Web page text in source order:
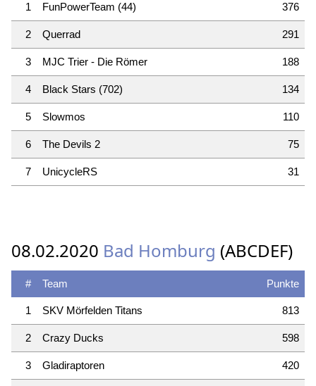
1 376
FunPowerTeam (44)
2 291
Querrad
3 188
MJC Trier - Die Römer
4 134
Black Stars (702)
5 110
Slowmos
6 75
The Devils 2
7 31
UnicycleRS
08.02.2020 Bad Homburg (ABCDEF)
# Punkte
Team
1 813
SKV Mörfelden Titans
2 598
Crazy Ducks
3 420
Gladiraptoren